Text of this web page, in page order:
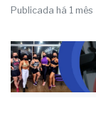
Publicada há 1 mês